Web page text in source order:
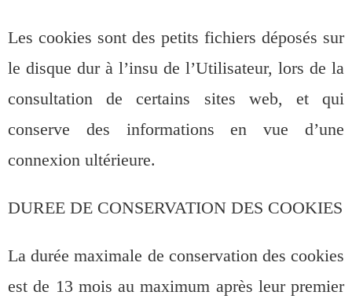
Les cookies sont des petits fichiers déposés sur
le disque dur à l’insu de l’Utilisateur, lors de la
consultation de certains sites web, et qui
conserve des informations en vue d’une
connexion ultérieure.
DUREE DE CONSERVATION DES COOKIES
La durée maximale de conservation des cookies
est de 13 mois au maximum après leur premier